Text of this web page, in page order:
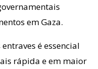
em Gaza.
é essencial
rápida e em maior